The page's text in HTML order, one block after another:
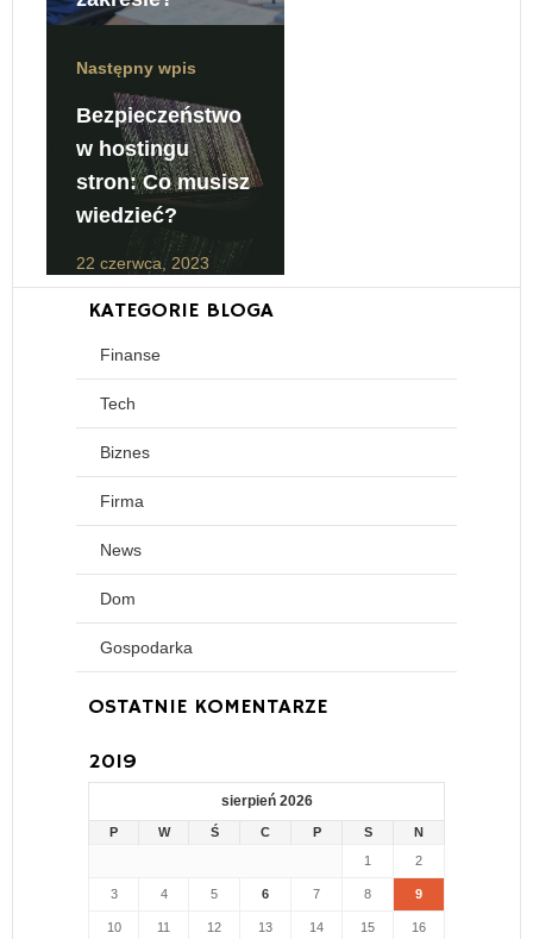
Następny wpis
Bezpieczeństwo
w hostingu
stron: Co musisz
wiedzieć?
22 czerwca, 2023
KATEGORIE BLOGA
Finanse
Tech
Biznes
Firma
News
Dom
Gospodarka
OSTATNIE KOMENTARZE
2019
sierpień 2026
P W Ś C P S
N
1
2
3 4 5 6 7 8 9
10 11 12 13 14 15 16